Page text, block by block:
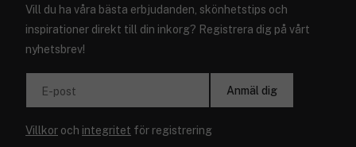
Vill du ha våra bästa erbjudanden, skönhetstips och
inspirationer direkt till din inkorg? Registrera dig på vårt
nyhetsbrev!
E-post Anmäl dig
Villkor och integritet för registrering